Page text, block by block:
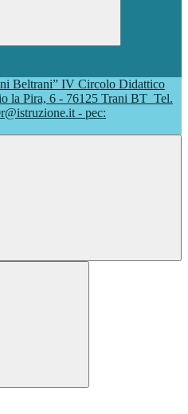
IV Circolo Didattico
la Pira, 6 - 76125 Trani BT Tel.
- pec: